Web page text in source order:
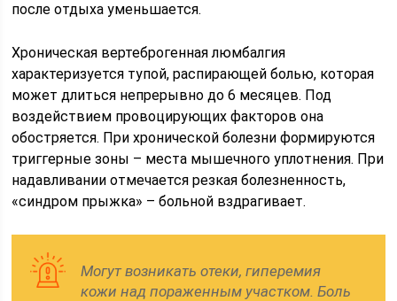
после отдыха уменьшается.
Хроническая вертеброгенная люмбалгия
характеризуется тупой, распирающей болью, которая
может длиться непрерывно до 6 месяцев. Под
воздействием провоцирующих факторов она
обостряется. При хронической болезни формируются
триггерные зоны – места мышечного уплотнения. При
надавливании отмечается резкая болезненность,
«синдром прыжка» – больной вздрагивает.
Могут возникать отеки, гиперемия
кожи над пораженным участком. Боль